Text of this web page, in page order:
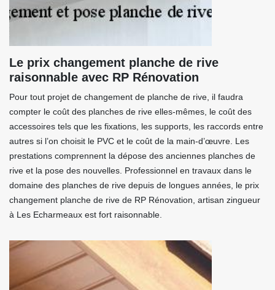
Le prix changement planche de rive
raisonnable avec RP Rénovation
Pour tout projet de changement de planche de rive, il faudra
compter le coût des planches de rive elles-mêmes, le coût des
accessoires tels que les fixations, les supports, les raccords entre
autres si l’on choisit le PVC et le coût de la main-d’œuvre. Les
prestations comprennent la dépose des anciennes planches de
rive et la pose des nouvelles. Professionnel en travaux dans le
domaine des planches de rive depuis de longues années, le prix
changement planche de rive de RP Rénovation, artisan zingueur
à Les Echarmeaux est fort raisonnable.